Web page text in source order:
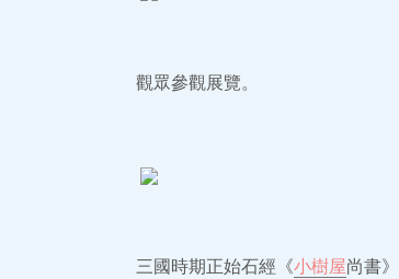
觀眾參觀展覽。
三國時期正始石經《小樹屋尚書》